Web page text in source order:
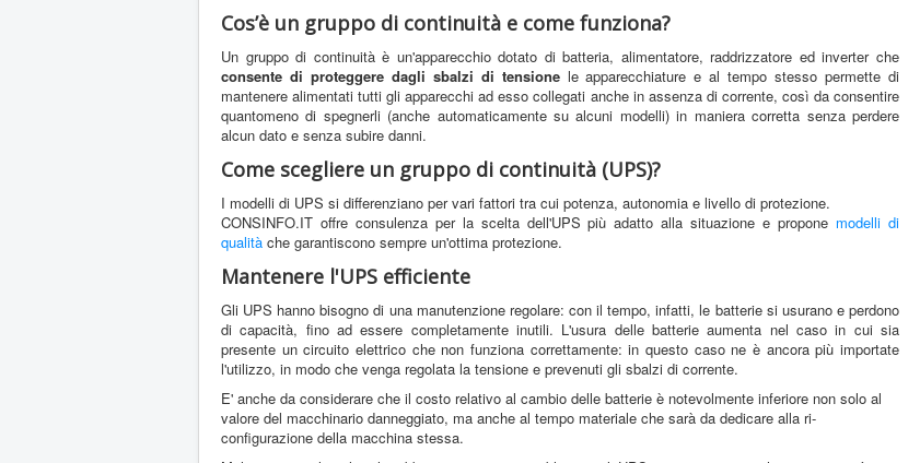
Cos’è un gruppo di continuità e come funziona?
Un gruppo di continuità è un'apparecchio dotato di batteria, alimentatore, raddrizzatore ed inverter che
consente di proteggere dagli sbalzi di tensionele apparecchiature e al tempo stesso permette di
mantenere alimentati tutti gli apparecchi ad esso collegati anche in assenza di corrente, così da consentire
quantomeno di spegnerli (anche automaticamente su alcuni modelli) in maniera corretta senza perdere
alcun dato e senza subire danni.
Come scegliere un gruppo di continuità (UPS)?
I modelli di UPS si differenziano per vari fattori tra cui potenza, autonomia e livello di protezione.
CONSINFO.IT offre consulenza per la scelta dell'UPS più adatto alla situazione e propone modelli di
qualità che garantiscono sempre un'ottima protezione.
Mantenere l'UPS efficiente
Gli UPS hanno bisogno di una manutenzione regolare: con il tempo, infatti, le batterie si usurano e perdono
di capacità, fino ad essere completamente inutili. L'usura delle batterie aumenta nel caso in cui sia
presente un circuito elettrico che non funziona correttamente: in questo caso ne è ancora più importate
l'utilizzo, in modo che venga regolata la tensione e prevenuti gli sbalzi di corrente.
E' anche da considerare che il costo relativo al cambio delle batterie è notevolmente inferiore non solo al
valore del macchinario danneggiato, ma anche al tempo materiale che sarà da dedicare alla ri-
configurazione della macchina stessa.